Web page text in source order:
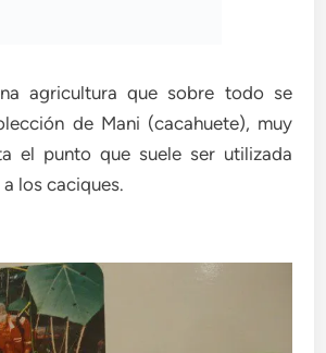
agricultura que sobre todo se
de Mani (cacahuete), muy
el punto que suele ser utilizada
los caciques.